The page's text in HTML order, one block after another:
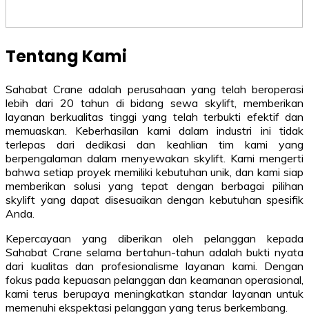
Tentang Kami
Sahabat Crane adalah perusahaan yang telah beroperasi
lebih dari 20 tahun di bidang sewa skylift, memberikan
layanan berkualitas tinggi yang telah terbukti efektif dan
memuaskan. Keberhasilan kami dalam industri ini tidak
terlepas dari dedikasi dan keahlian tim kami yang
berpengalaman dalam menyewakan skylift. Kami mengerti
bahwa setiap proyek memiliki kebutuhan unik, dan kami siap
memberikan solusi yang tepat dengan berbagai pilihan
skylift yang dapat disesuaikan dengan kebutuhan spesifik
Anda.
Kepercayaan yang diberikan oleh pelanggan kepada
Sahabat Crane selama bertahun-tahun adalah bukti nyata
dari kualitas dan profesionalisme layanan kami. Dengan
fokus pada kepuasan pelanggan dan keamanan operasional,
kami terus berupaya meningkatkan standar layanan untuk
memenuhi ekspektasi pelanggan yang terus berkembang.